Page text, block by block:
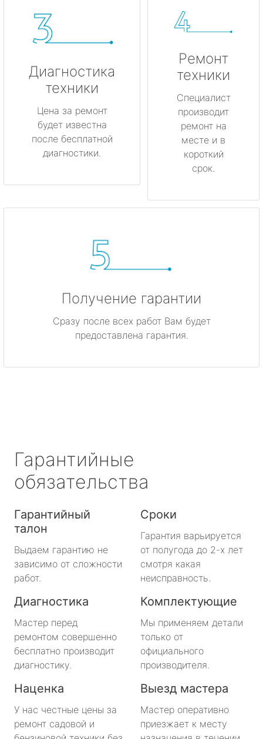
Диагностика
техники
Цена за ремонт
будет известна
после бесплатной
диагностики.
Ремонт
техники
Специалист
производит
ремонт на
месте и в
короткий
срок.
Получение гарантии
Сразу после всех работ Вам будет
предоставлена гарантия.
Гарантийные
обязательства
Гарантийный
талон
Выдаем гарантию не
зависимо от сложности
работ.
Сроки
Гарантия варьируется
от полугода до 2-х лет
смотря какая
неисправность.
Диагностика
Мастер перед
ремонтом совершенно
бесплатно производит
диагностику.
Комплектующие
Мы применяем детали
только от
официального
производителя.
Наценка
У нас честные цены за
ремонт садовой и
Выезд мастера
Мастер оперативно
приезжает к месту